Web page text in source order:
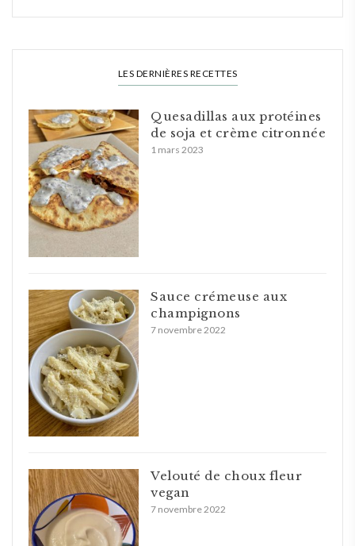
LES DERNIÈRES RECETTES
Quesadillas aux protéines
de soja et crème citronnée
1 mars 2023
Sauce crémeuse aux
champignons
7 novembre 2022
Velouté de choux fleur
vegan
7 novembre 2022